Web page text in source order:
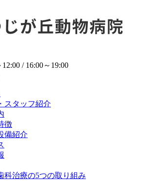
/ 16:00～19:00
スタッフ紹介
徴
備紹介
科治療の5つの取り組み